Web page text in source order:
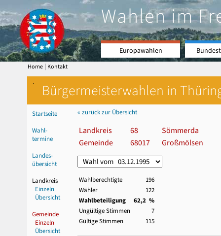
Wahlen im
Europawahlen
Home | Kontakt
` Bürgermeisterwahlen in
Startseite
Wahl-
termine
Landes-
übersicht
Landkreis
Einzeln
Übersicht
Gemeinde
Einzeln
Übersicht
« zurück zur Übersicht
Landkreis 68
Sömmerda
Gemeinde
68017 Großmölsen
Wahlberechtigte
196
Wähler
122
Wahlbeteiligung
62,2 %
Ungültige Stimmen
7
Gültige Stimmen
115